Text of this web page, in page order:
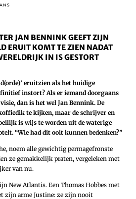
JAN BENNINK GEEFT ZIJN
ERUIT KOMT TE ZIEN NADAT
IN IS GESTORT
eruitzien als het huidige
instort? Als er iemand doorgaans
dan is het wel Jan Bennink. De
te kijken, maar de schrijver en
is wijs te worden uit de waterige
“Wie had dit ooit kunnen bedenken?”
noem alle gewichtig permagefronste
ze gemakkelijk praten, vergeleken met
van nu.
New Atlantis. Een Thomas Hobbes met
zijn arme Justine: ze zijn nooit